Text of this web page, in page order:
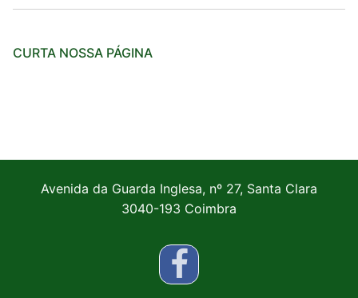
CURTA NOSSA PÁGINA
Avenida da Guarda Inglesa, nº 27, Santa Clara
3040-193 Coimbra